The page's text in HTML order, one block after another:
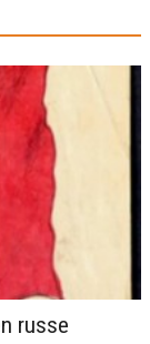
russe